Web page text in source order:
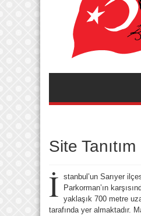
Site Tanıtım
İ stanbul’un Sarıyer
Parkorman’ın
yaklaşık 700 metre
tarafında yer almaktadır.